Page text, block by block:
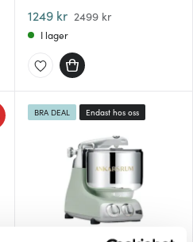
1249 kr 2499 kr
I lager
BRA DEAL Endast hos oss